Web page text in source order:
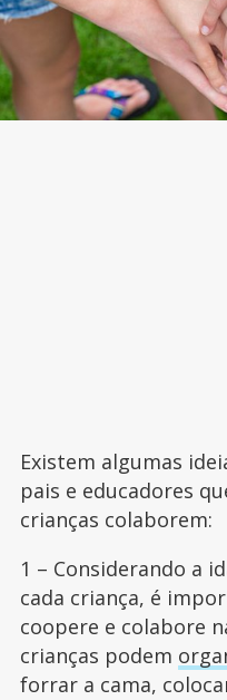
Existem algumas
pais e educadores
crianças colaborem:
1 – Considerando a
cada criança, é
coopere e colabore
crianças podem
forrar a cama,